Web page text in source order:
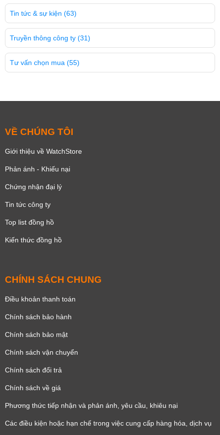
Tin tức & sự kiện (63)
Truyền thông công ty (31)
Tư vấn chọn mua (55)
VỀ CHÚNG TÔI
Giới thiệu về WatchStore
Phản ánh - Khiếu nại
Chứng nhận đại lý
Tin tức công ty
Top list đồng hồ
Kiến thức đồng hồ
CHÍNH SÁCH CHUNG
Điều khoản thanh toán
Chính sách bảo hành
Chính sách bảo mật
Chính sách vận chuyển
Chính sách đổi trả
Chính sách về giá
Phương thức tiếp nhận và phản ánh, yêu cầu, khiêu nại
Các điều kiện hoặc hạn chế trong việc cung cấp hàng hóa, dịch vụ